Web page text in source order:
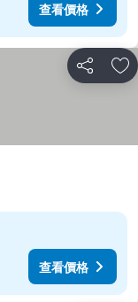
查看價格
分享 加
查看價格